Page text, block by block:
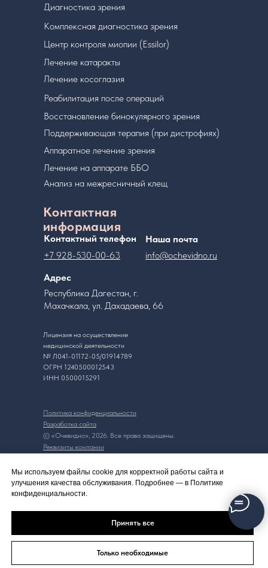
Мы используем файлы cookie для корректной работы сайта и
улучшения качества обслуживания. Подробнее — в Политике
конфиденциальности.
Принять все
Только необходимые
Политика конфиденциальности
Разработка сайта
Реквизиты компании
© «Очевидно», 2026. Все права защищены.
Лицензия на осуществление
медицинской деятельности
№ Л041-01172-05/01914789
ОГРН 1240500012543
ИНН 0500015291
Контактная
информация
Контактный телефон
+7 928-530-00-63
Наша почта
info@ochevidno.ru
Адрес
Республика Дагестан, г.
Махачкала, ул. Дахадаева, 66
Диагностика зрения
Лечение катаракты
Комплексная диагностика зрения
Центр контроля миопии (Essilor)
Лечение косоглазия
Реабилитация после операций
Восстановление бинокулярного зрения
Поддерживающая терапия (при дистрофиях)
Аппаратное лечение зрения
Анализ на межресничный клещ
Лечение на аппарате ББО